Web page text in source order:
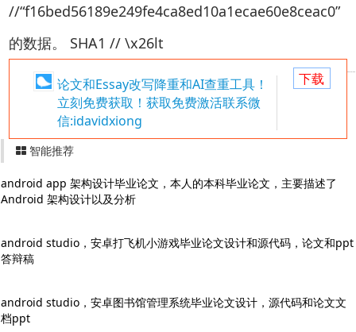
//“f16bed56189e249fe4ca8ed10a1ecae60e8ceac0”
的数据。 SHA1 // \x26lt
论文和Essay改写降重和AI查重工具！
立刻免费获取！获取免费激活联系微
信:idavidxiong
下载
智能推荐
android app 架构设计毕业论文，本人的本科毕业论文，主要描述了
Android 架构设计以及分析
android studio，安卓打飞机小游戏毕业论文设计和源代码，论文和ppt
答辩稿
android studio，安卓图书馆管理系统毕业论文设计，源代码和论文文
档ppt